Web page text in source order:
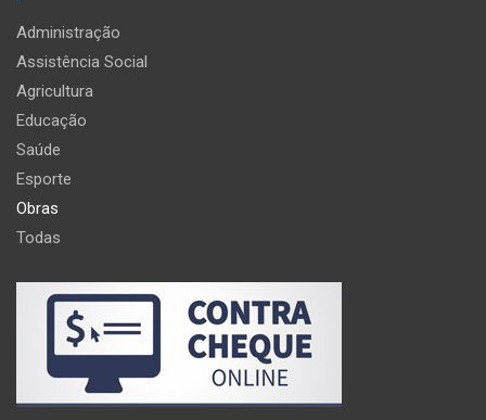
Administração
Assistência Social
Agricultura
Educação
Saúde
Esporte
Obras
Todas